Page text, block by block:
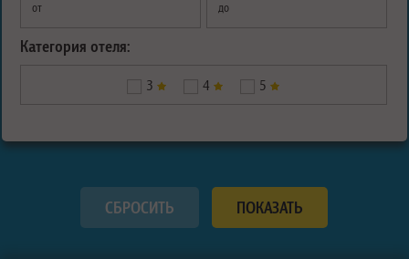
от до
Категория отеля:
3 4 5